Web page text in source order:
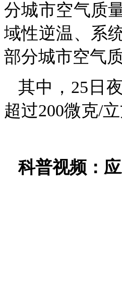
分城市空气质
域性逆温、系
部分城市空气
其中，25日
超过200微克/
科普视频：